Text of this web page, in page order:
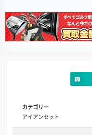
カテゴリー
アイアンセット